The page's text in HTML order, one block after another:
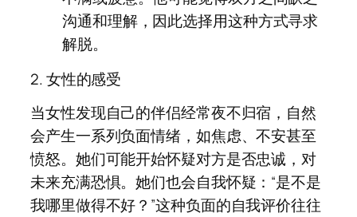
沟通和理解，因此选择用这种方式寻求
解脱。
2. 女性的感受
当女性发现自己的伴侣经常夜不归宿，自然
会产生一系列负面情绪，如焦虑、不安甚至
愤怒。她们可能开始怀疑对方是否忠诚，对
未来充满恐惧。她们也会自我怀疑：“是不是
我哪里做得不好？”这种负面的自我评价往往